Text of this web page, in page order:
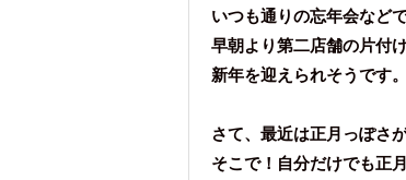
いつも通りの忘年会など
早朝より第二店舗の片付
新年を迎えられそうです。
さて、最近は正月っぽさ
そこで！自分だけでも正